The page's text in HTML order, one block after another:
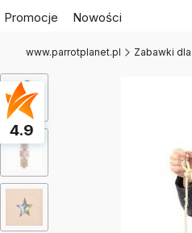
Promocje
Nowości
www.parrotplanet.pl Zabawki
4.9